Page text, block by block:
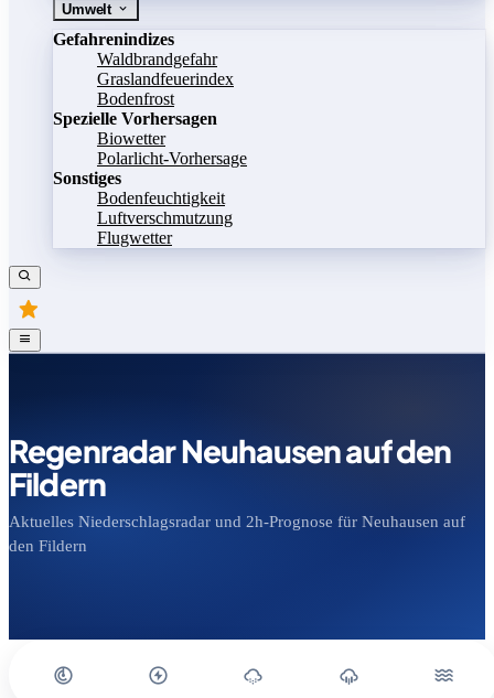
Umwelt
Gefahrenindizes
Waldbrandgefahr
Graslandfeuerindex
Bodenfrost
Spezielle Vorhersagen
Biowetter
Polarlicht-Vorhersage
Sonstiges
Bodenfeuchtigkeit
Luftverschmutzung
Flugwetter
Regenradar Neuhausen auf den
Fildern
Aktuelles Niederschlagsradar und 2h-Prognose für Neuhausen auf
den Fildern